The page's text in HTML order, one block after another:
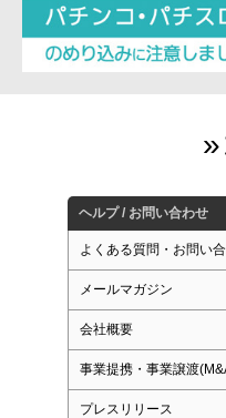
ヘルプ / お問い合わせ
よくある質問・お問い
メールマガジン
会社概要
事業提携・事業譲渡
プレスリリース